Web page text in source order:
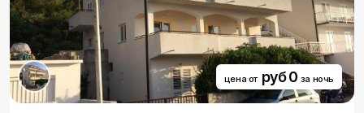
цена от руб 0 за ночь